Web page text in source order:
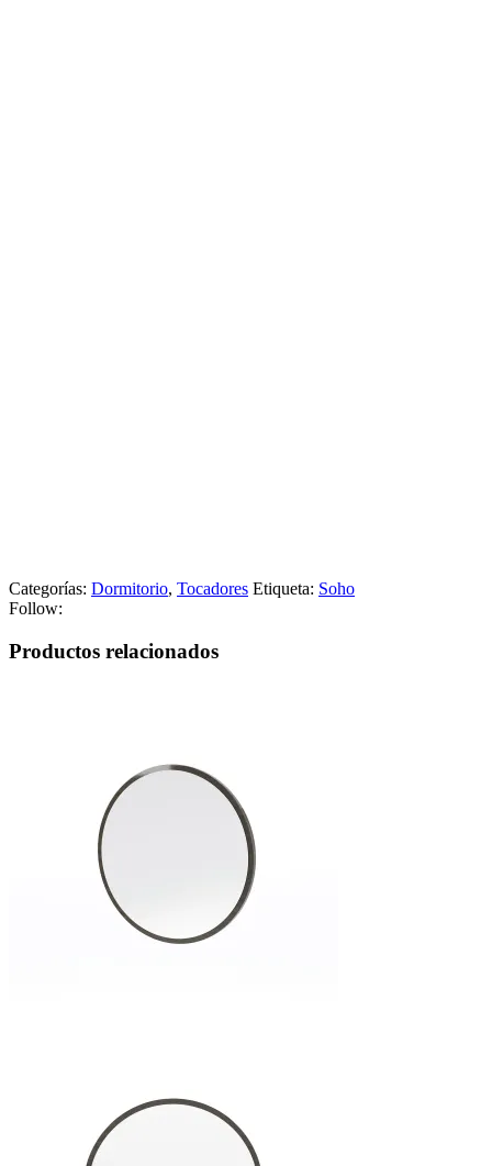
Categorías: Dormitorio, Tocadores Etiqueta: Soho
Follow:
Productos relacionados